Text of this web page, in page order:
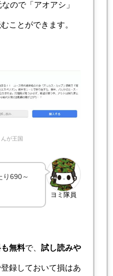
ので「アオアシ」
ことができます。
が王国
ヨミ隊員
り690～
無料で、 試し読みや
録しておいて損はあ